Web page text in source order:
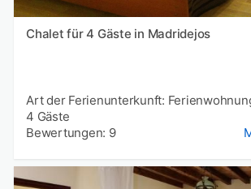
Chalet für 4 Gäste in Madridejos
Art der Ferienunterkunft:
4 Gäste
Bewertungen: 9